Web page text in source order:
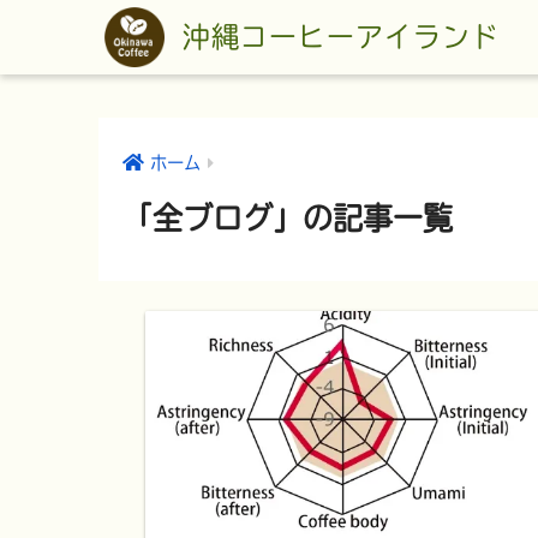
沖縄コーヒーアイランド
ホーム
「全ブログ」の記事一覧